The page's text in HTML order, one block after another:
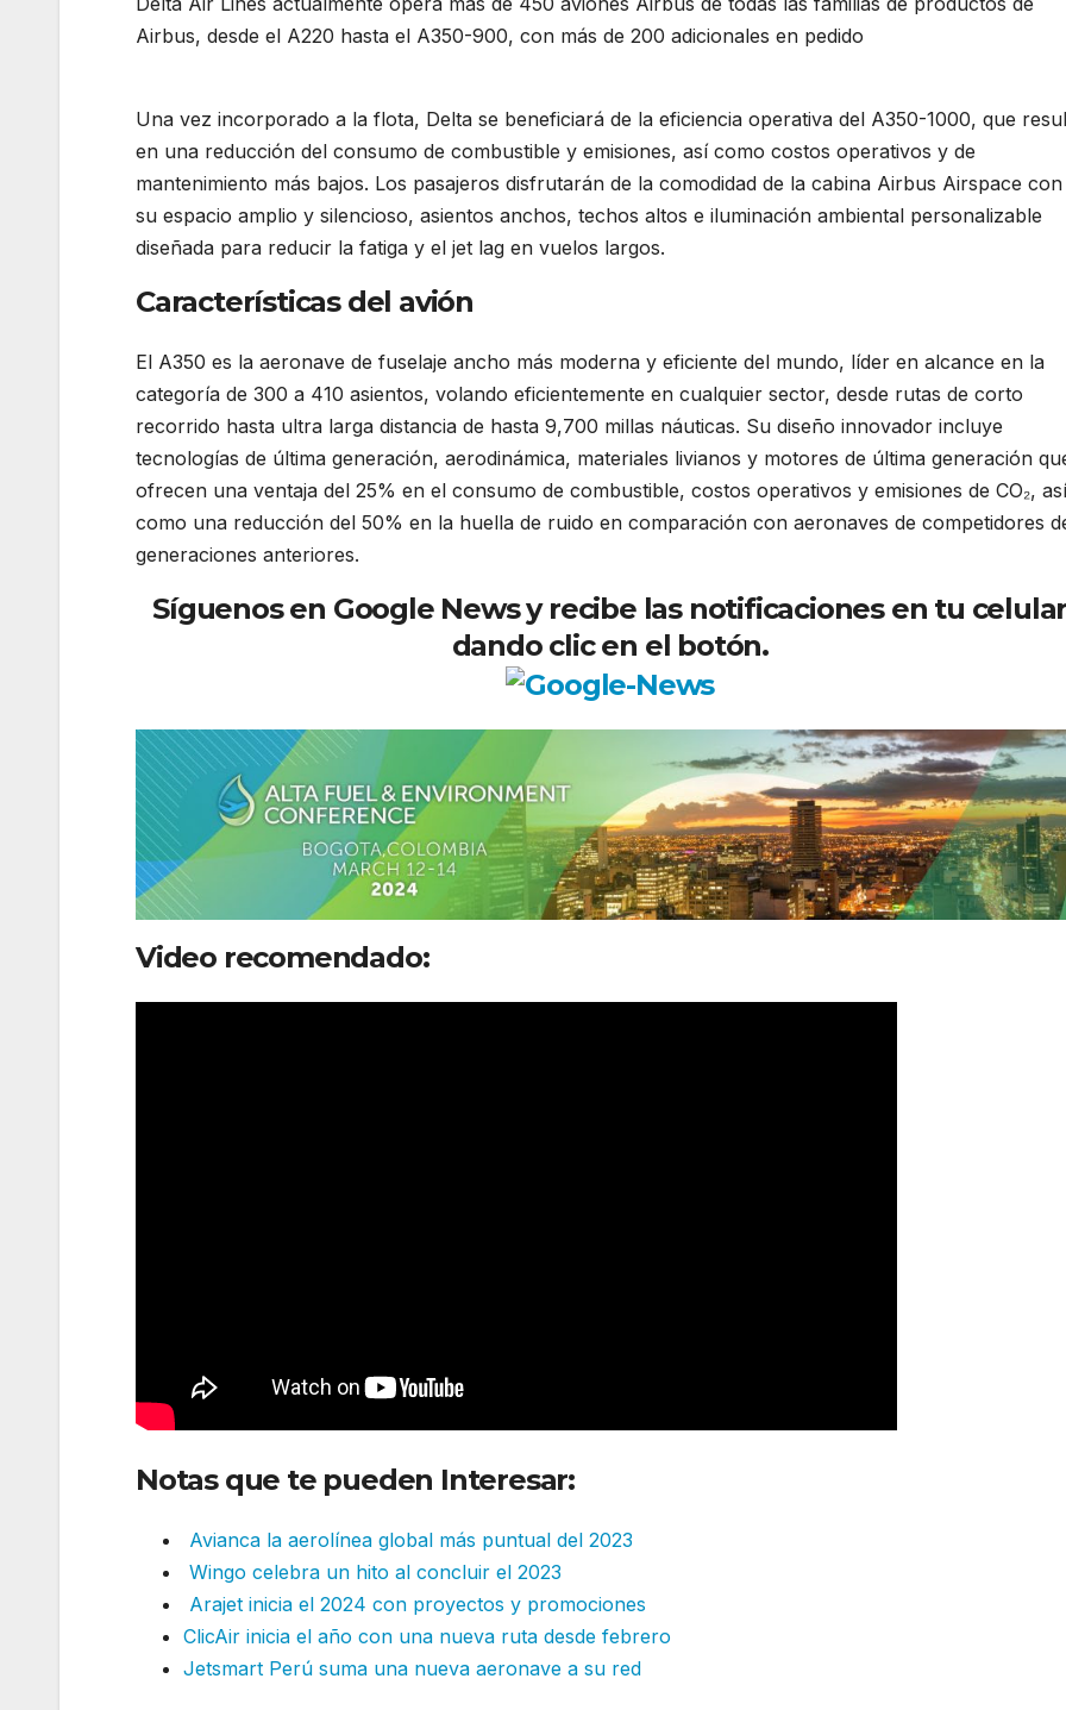
Airbus, desde el A220 hasta el A350-900, con más de 200 adicionales en pedido
Una vez incorporado a la flota, Delta se beneficiará de la eficiencia operativa del A350-1000, que
en una reducción del consumo de combustible y emisiones, así como costos operativos y de
mantenimiento más bajos. Los pasajeros disfrutarán de la comodidad de la cabina Airbus Airspace con
su espacio amplio y silencioso, asientos anchos, techos altos e iluminación ambiental personalizable
diseñada para reducir la fatiga y el jet lag en vuelos largos.
Características del avión
El A350 es la aeronave de fuselaje ancho más moderna y eficiente del mundo, líder en alcance en la
categoría de 300 a 410 asientos, volando eficientemente en cualquier sector, desde rutas de corto
recorrido hasta ultra larga distancia de hasta 9,700 millas náuticas. Su diseño innovador incluye
tecnologías de última generación, aerodinámica, materiales livianos y motores de última generación
ofrecen una ventaja del 25% en el consumo de combustible, costos operativos y emisiones de CO₂, así
como una reducción del 50% en la huella de ruido en comparación con aeronaves de competidores
generaciones anteriores.
Síguenos en Google News y recibe las notificaciones en tu celular
dando clic en el botón.
Video recomendado:
Notas que te pueden Interesar:
Avianca la aerolínea global más puntual del 2023
Wingo celebra un hito al concluir el 2023
Arajet inicia el 2024 con proyectos y promociones
ClicAir inicia el año con una nueva ruta desde febrero
Jetsmart Perú suma una nueva aeronave a su red